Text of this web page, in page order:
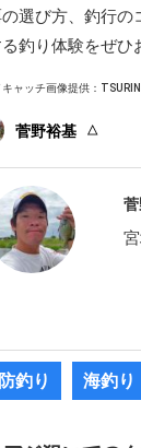
選び方、釣行の
釣り体験をぜひ
キャッチ画像提供：
菅野裕基
釣り 海釣り